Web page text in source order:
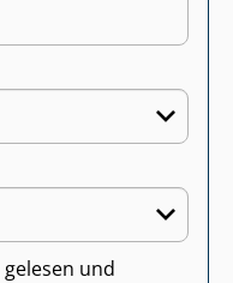
gelesen und